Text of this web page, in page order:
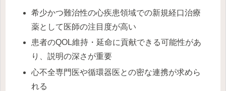
希少かつ難治性の心疾患領域での新規経口治療
薬として医師の注目度が高い
患者のQOL維持・延命に貢献できる可能性があ
り、説明の深さが重要
心不全専門医や循環器医との密な連携が求めら
れる